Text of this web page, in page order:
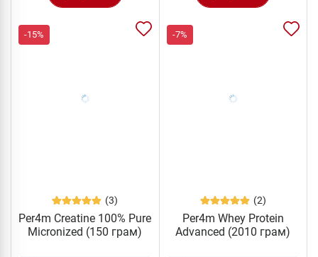
-15%
(3)
Per4m Creatine 100% Pure
Micronized (150 грам)
-7%
(2)
Per4m Whey Protein
Advanced (2010 грам)